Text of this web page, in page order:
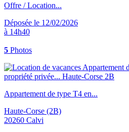
Offre / Location...
Déposée le 12/02/2026
à 14h40
5 Photos
Appartement de type T4 en...
Haute-Corse (2B)
20260 Calvi